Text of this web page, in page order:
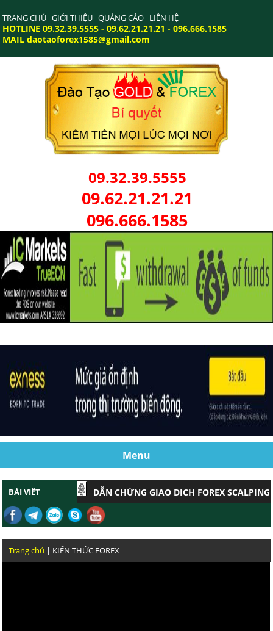
TRANG CHỦ GIỚI THIỆU QUẢNG CÁO LIÊN HỆ
HOTLINE 09.32.39.5555 - 09.62.21.21.21 - 096.666.1585
MAIL daotaoforex1585@gmail.com
09.32.39.5555
09.62.21.21.21
096.666.1585
Menu
BÀI VIẾT DẪN CHỨNG GIAO DỊCH FOREX SCALPING
CHỨNG MINH GIAO DỊCH FOREX SCALPNG
Trang chủ | KIẾN THỨC FOREX